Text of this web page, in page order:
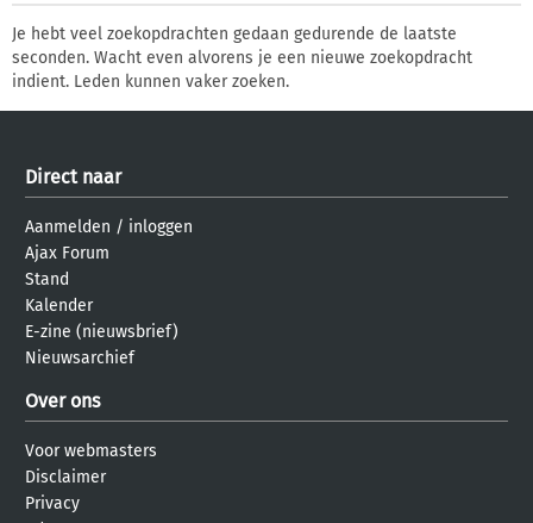
Je hebt veel zoekopdrachten gedaan gedurende de laatste
seconden. Wacht even alvorens je een nieuwe zoekopdracht
indient. Leden kunnen vaker zoeken.
Direct naar
Aanmelden / inloggen
Ajax Forum
Stand
Kalender
E-zine (nieuwsbrief)
Nieuwsarchief
Over ons
Voor webmasters
Disclaimer
Privacy